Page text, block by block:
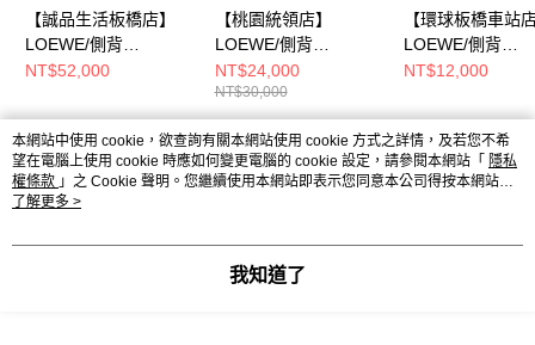
【誠品生活板橋店】
LOEWE/側背
包//052419
NT$52,000
【桃園統領店】
LOEWE/側背
包//A923Pl9X07
NT$24,000
NT$30,000
【環球板橋車站
LOEWE/側背
包//61604
NT$12,000
熱門標籤
本網站中使用 cookie，欲查詢有關本網站使用 cookie 方式之詳情，及若您不希
望在電腦上使用 cookie 時應如何變更電腦的 cookie 設定，請參閱本網站「 隱私
權條款 」之 Cookie 聲明。您繼續使用本網站即表示您同意本公司得按本網站使
用條款之 Cookie 聲明使用 cookie。
了解更多 >
我知道了